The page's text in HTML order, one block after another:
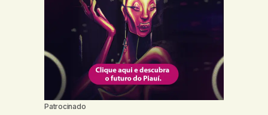
Patrocinado